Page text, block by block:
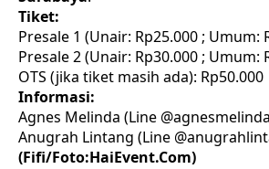
Tiket:
Presale 1 (Unair: Rp25.000 ; Umum:
Presale 2 (Unair: Rp30.000 ; Umum:
OTS (jika tiket masih ada): Rp50.000
Informasi:
Agnes Melinda (Line
Anugrah Lintang (Line
(Fifi/Foto:HaiEvent.Com)